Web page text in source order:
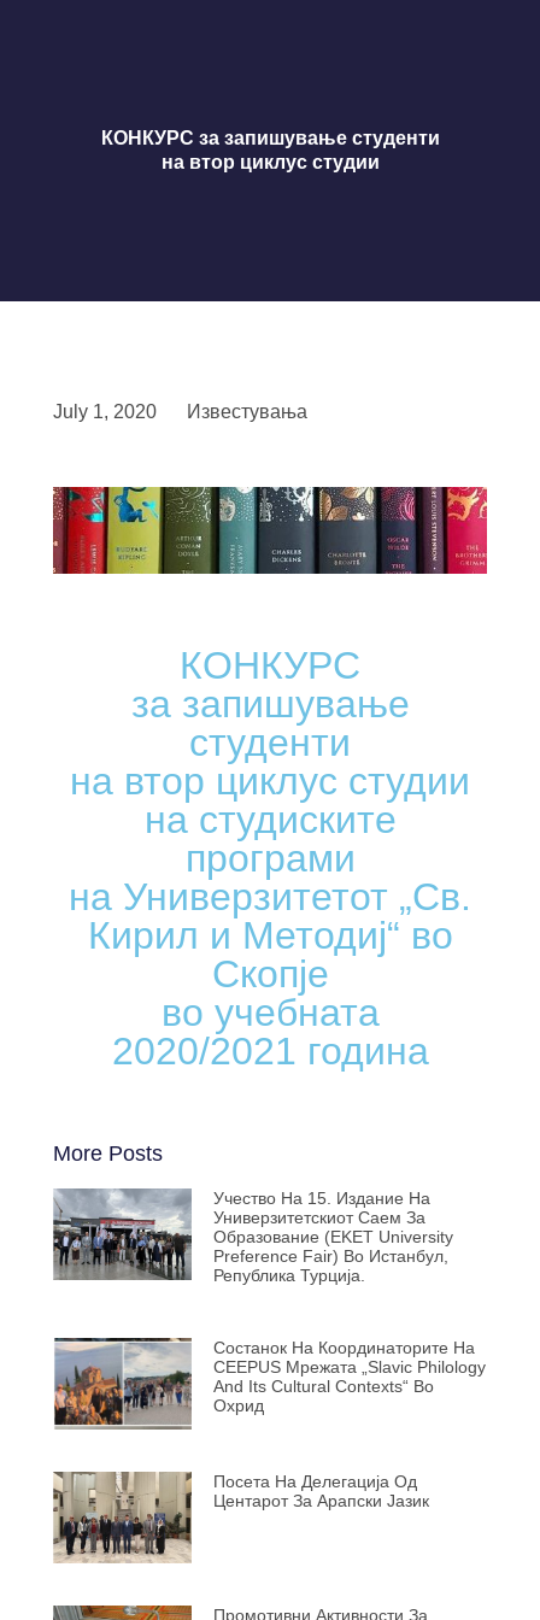
КОНКУРС за запишување студенти
на втор циклус студии
July 1, 2020 Известувања
КОНКУРС
за запишување
студенти
на втор циклус студии
на студиските
програми
на Универзитетот „Св.
Кирил и Методиј“ во
Скопје
во учебната
2020/2021 година
More Posts
Учество На 15. Издание На
Универзитетскиот Саем За
Образование (EKET University
Preference Fair) Во Истанбул,
Република Турција.
Состанок На Координаторите На
CEEPUS Мрежата „Slavic Philology
And Its Cultural Contexts“ Во
Охрид
Посета На Делегација Од
Центарот За Арапски Јазик
Промотивни Активности За